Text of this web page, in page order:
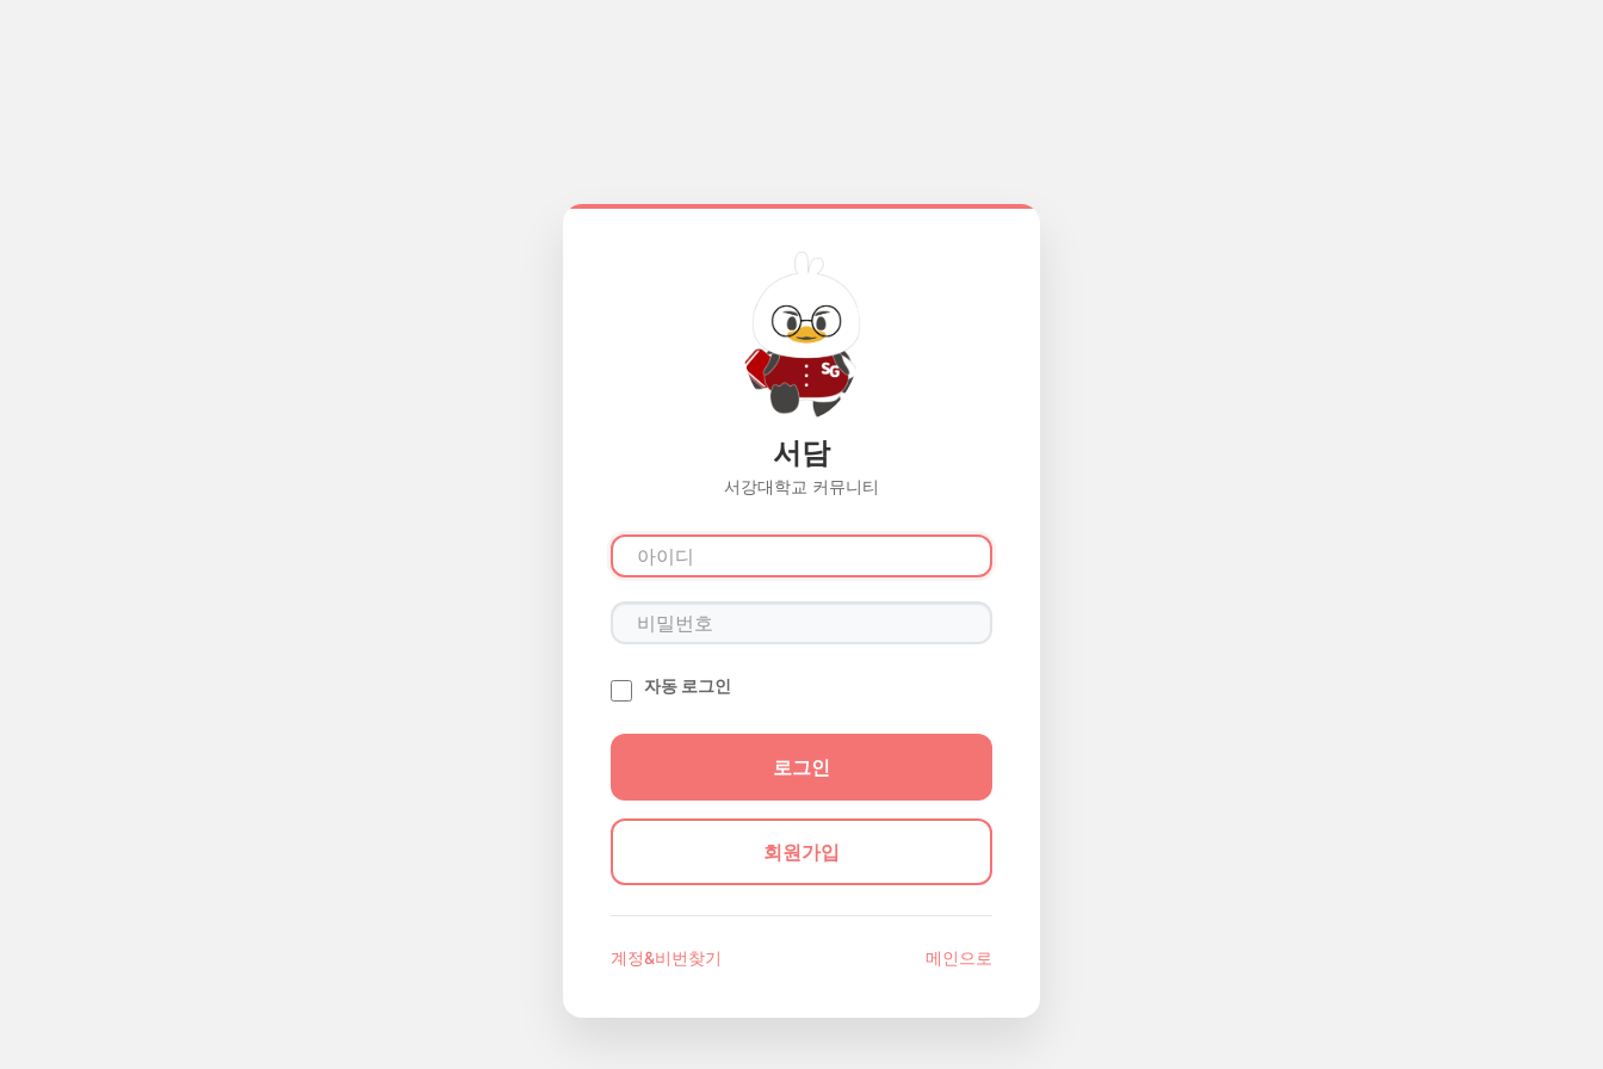
서담
서강대학교 커뮤니티
자동 로그인
회원가입
계정&비번찾기 메인으로